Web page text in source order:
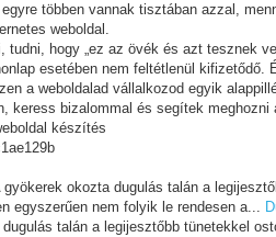
többen vannak tisztában azzal,
weboldal.
tudni, hogy „ez az övék és azt tesznek
esetében nem feltétlenül kifizetődő.
a weboldalad vállalkozod egyik
keress bizalommal és segítek meghozni
készítés
gyökerek okozta dugulás talán a
egyszerűen nem folyik le rendesen a...
talán a legijesztőbb tünetekkel